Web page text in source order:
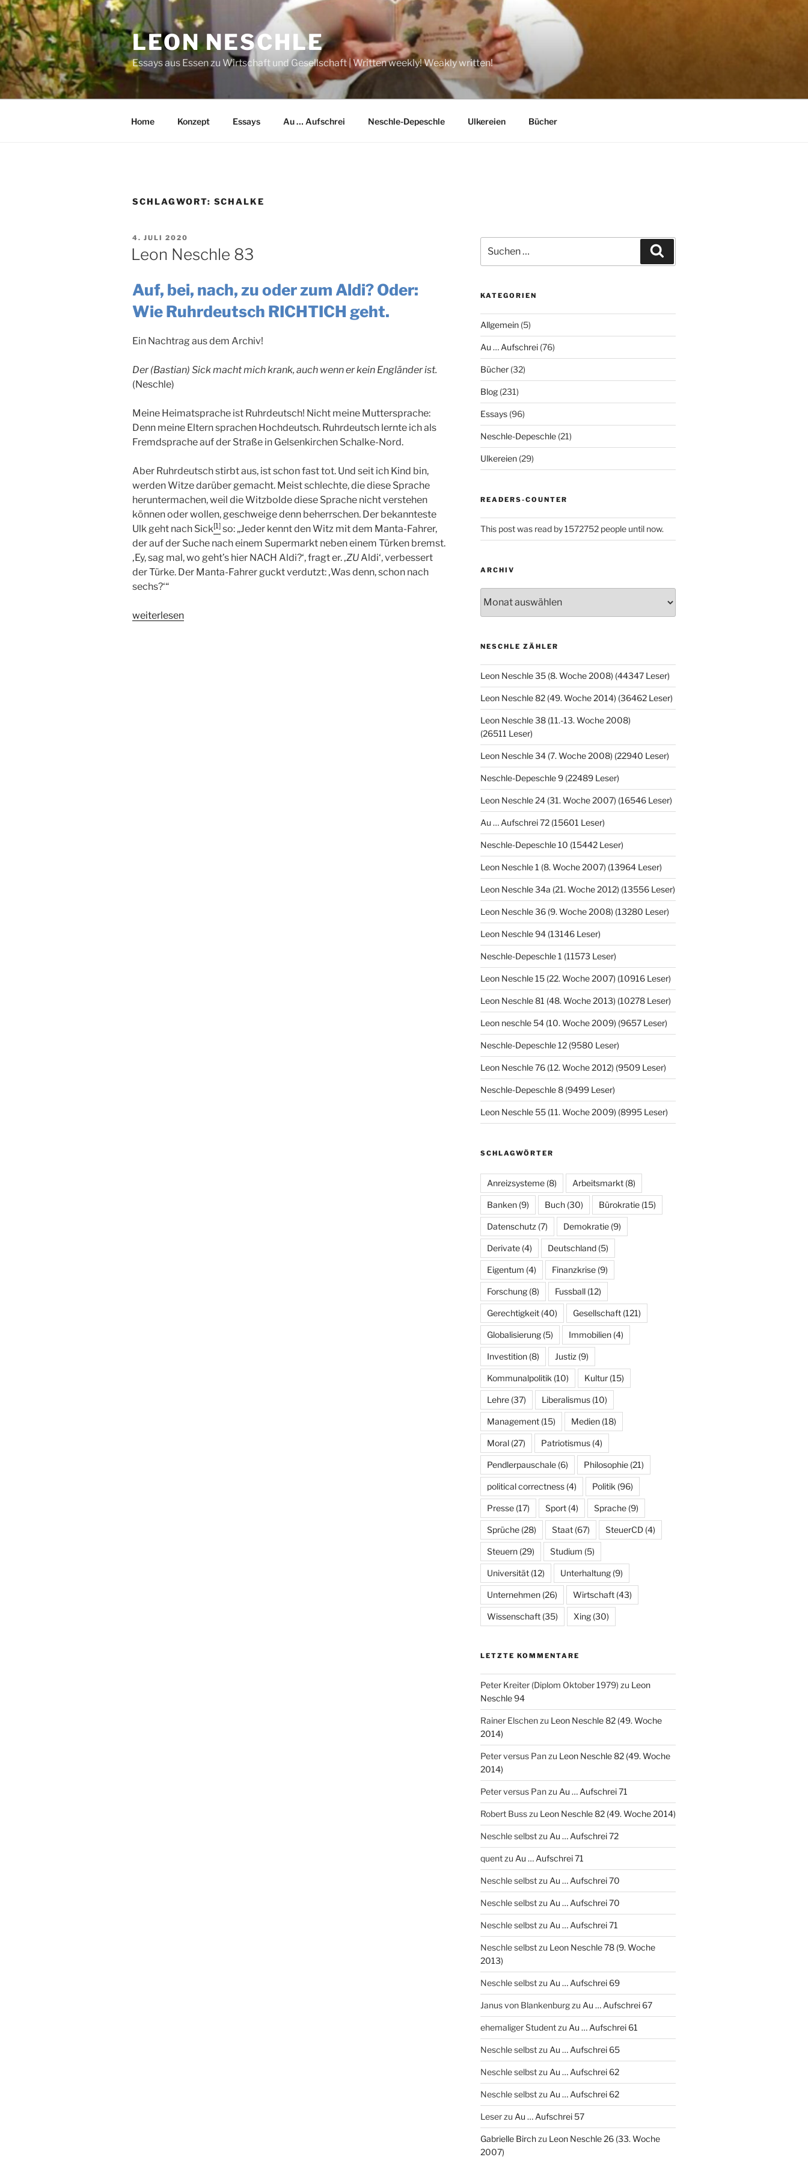
Zum
Inhalt
springen
LEON NESCHLE
Essays aus Essen zu Wirtschaft und Gesellschaft | Written weekly! Weakly written!
Home Konzept Essays Au … Aufschrei Neschle-Depeschle Ulkereien Bücher
SCHLAGWORT: SCHALKE
VERÖFFENTLICHT
AM
4. JULI 2020
Leon Neschle 83
Auf, bei, nach, zu oder zum Aldi? Oder:
Wie Ruhrdeutsch RICHTICH geht.
Ein Nachtrag aus dem Archiv!
Der (Bastian) Sick macht mich krank, auch wenn er kein Engländer ist.
(Neschle)
Meine Heimatsprache ist Ruhrdeutsch! Nicht meine Muttersprache:
Denn meine Eltern sprachen Hochdeutsch. Ruhrdeutsch lernte ich als
Fremdsprache auf der Straße in Gelsenkirchen Schalke-Nord.
Aber Ruhrdeutschstirbt aus, ist schon fast tot. Und seit ich Kind bin,
werden Witze darüber gemacht. Meist schlechte, die diese Sprache
heruntermachen, weil die Witzbolde diese Sprache nicht verstehen
können oder wollen, geschweige denn beherrschen. Der bekannteste
Ulk geht nach Sick[1] so: „Jeder kennt den Witz mit dem Manta-Fahrer,
der auf der Suche nach einem Supermarkt neben einem Türken bremst.
‚Ey, sag mal, wo geht’s hier NACH Aldi?‘, fragt er. ‚ZUAldi‘, verbessert
der Türke. Der Manta-Fahrer guckt verdutzt: ‚Was denn, schon nach
sechs?‘“
„Leon
weiterlesen
nach:
KATEGORIEN
Allgemein(5)
Au … Aufschrei(76)
Bücher(32)
Blog(231)
Essays(96)
Neschle-Depeschle(21)
Ulkereien(29)
READERS-COUNTER
This post was read by 1572752 people until now.
ARCHIV
NESCHLE ZÄHLER
Leon Neschle 35 (8. Woche 2008) (44347 Leser)
Leon Neschle 82 (49. Woche 2014) (36462 Leser)
Leon Neschle 38 (11.-13. Woche 2008)
(26511 Leser)
Leon Neschle 34 (7. Woche 2008) (22940 Leser)
Neschle-Depeschle 9 (22489 Leser)
Leon Neschle 24 (31. Woche 2007) (16546 Leser)
Au … Aufschrei 72 (15601 Leser)
Neschle-Depeschle 10 (15442 Leser)
Leon Neschle 1 (8. Woche 2007) (13964 Leser)
Leon Neschle 34a (21. Woche 2012) (13556 Leser)
Leon Neschle 36 (9. Woche 2008) (13280 Leser)
Leon Neschle 94 (13146 Leser)
Neschle-Depeschle 1 (11573 Leser)
Leon Neschle 15 (22. Woche 2007) (10916 Leser)
Leon Neschle 81 (48. Woche 2013) (10278 Leser)
Leon neschle 54 (10. Woche 2009) (9657 Leser)
Neschle-Depeschle 12 (9580 Leser)
Leon Neschle 76 (12. Woche 2012) (9509 Leser)
Neschle-Depeschle 8 (9499 Leser)
Leon Neschle 55 (11. Woche 2009) (8995 Leser)
SCHLAGWÖRTER
Anreizsysteme(8) Arbeitsmarkt(8)
Banken(9) Buch(30) Bürokratie(15)
Datenschutz (7) Demokratie(9)
Derivate(4) Deutschland(5)
Eigentum (4) Finanzkrise(9)
Forschung(8) Fussball(12)
Gerechtigkeit(40) Gesellschaft(121)
Globalisierung(5) Immobilien(4)
Investition(8) Justiz (9)
Kommunalpolitik (10) Kultur(15)
Lehre(37) Liberalismus(10)
Management(15) Medien(18)
Moral(27) Patriotismus(4)
Pendlerpauschale(6) Philosophie(21)
political correctness(4) Politik (96)
Presse(17) Sport(4) Sprache(9)
Sprüche(28) Staat(67) SteuerCD(4)
Steuern(29) Studium (5)
Universität(12) Unterhaltung(9)
Unternehmen(26) Wirtschaft(43)
Wissenschaft(35) Xing(30)
LETZTE KOMMENTARE
Peter Kreiter (Diplom Oktober 1979) zu Leon
Neschle 94
Rainer Elschenzu Leon Neschle 82 (49. Woche
2014)
Peter versus Panzu Leon Neschle 82 (49. Woche
2014)
Peter versus Panzu Au … Aufschrei 71
Robert Busszu Leon Neschle 82 (49. Woche 2014)
Neschle selbstzu Au … Aufschrei 72
quentzu Au … Aufschrei 71
Neschle selbstzu Au … Aufschrei 70
Neschle selbstzu Au … Aufschrei 70
Neschle selbstzu Au … Aufschrei 71
Neschle selbstzu Leon Neschle 78 (9. Woche
2013)
Neschle selbstzu Au … Aufschrei 69
Janus von Blankenburgzu Au … Aufschrei 67
ehemaliger Studentzu Au … Aufschrei 61
Neschle selbstzu Au … Aufschrei 65
Neschle selbstzu Au … Aufschrei 62
Neschle selbstzu Au … Aufschrei 62
Leserzu Au … Aufschrei 57
Gabrielle Birchzu Leon Neschle 26 (33. Woche
2007)